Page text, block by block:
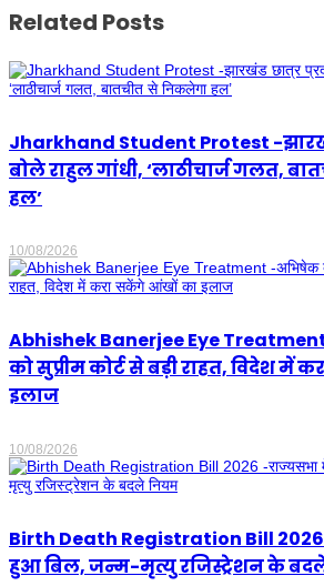
Related Posts
Jharkhand Student Protest -झारखंड
बोले राहुल गांधी, ‘लाठीचार्ज गलत,
हल’
10/08/2026
Abhishek Banerjee Eye
को सुप्रीम कोर्ट से बड़ी राहत, विदेश
इलाज
10/08/2026
Birth Death Registration Bill
हुआ बिल, जन्म-मृत्यु रजिस्ट्रेशन के